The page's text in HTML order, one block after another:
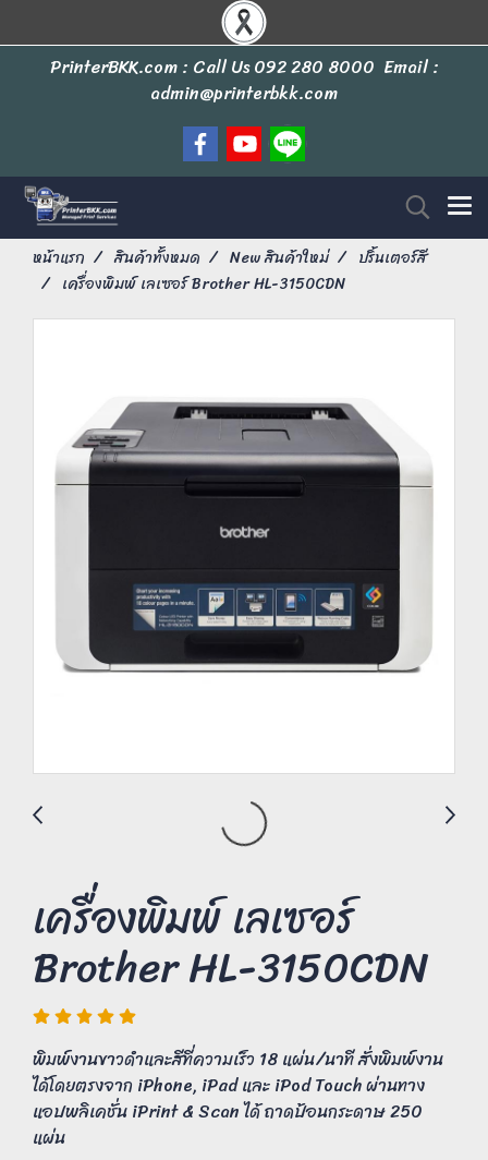
PrinterBKK.com : Call Us092 280 8000 Email :
admin@printerbkk.com
หน้าแรก สินค้าทั้งหมด New สินค้าใหม่
ปริ้นเตอร์สี
เครื่องพิมพ์ เลเซอร์ Brother HL-3150CDN
เครื่องพิมพ์ เลเซอร์
Brother HL-3150CDN
พิมพ์งานขาวดำและสีที่ความเร็ว 18 แผ่น/นาที สั่งพิมพ์งาน
ได้โดยตรงจาก iPhone, iPad และ iPod Touch ผ่านทาง
แอปพลิเคชั่น iPrint & Scan ได้ ถาดป้อนกระดาษ 250
แผ่น